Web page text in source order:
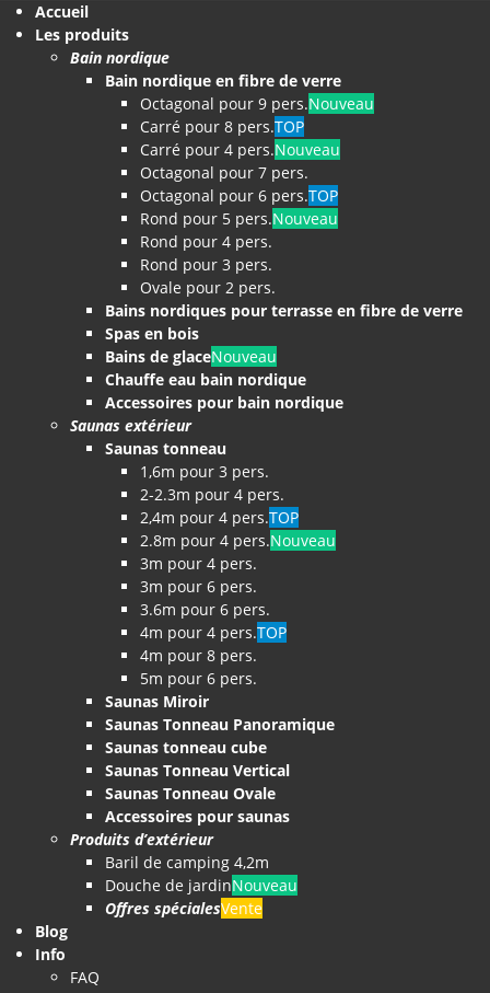
Accueil
Les produits
Bain nordique
Bain nordique en fibre de verre
Octagonal pour 9 pers.Nouveau
Carré pour 8 pers.TOP
Carré pour 4 pers.Nouveau
Octagonal pour 7 pers.
Octagonal pour 6 pers.TOP
Rond pour 5 pers.Nouveau
Rond pour 4 pers.
Rond pour 3 pers.
Ovale pour 2 pers.
Bains nordiques pour terrasse en fibre de verre
Spas en bois
Bains de glaceNouveau
Chauffe eau bain nordique
Accessoires pour bain nordique
Saunas extérieur
Saunas tonneau
1,6m pour 3 pers.
2-2.3m pour 4 pers.
2,4m pour 4 pers.TOP
2.8m pour 4 pers.Nouveau
3m pour 4 pers.
3m pour 6 pers.
3.6m pour 6 pers.
4m pour 4 pers.TOP
4m pour 8 pers.
5m pour 6 pers.
Saunas Miroir
Saunas Tonneau Panoramique
Saunas tonneau cube
Saunas Tonneau Vertical
Saunas Tonneau Ovale
Accessoires pour saunas
Produits d’extérieur
Baril de camping 4,2m
Douche de jardinNouveau
Offres spécialesVente
Blog
Info
FAQ